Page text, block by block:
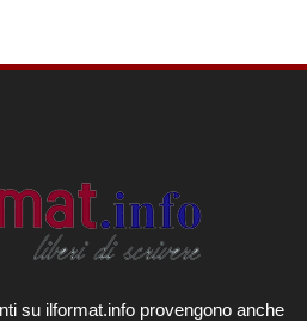
su ilformat.info provengono anche